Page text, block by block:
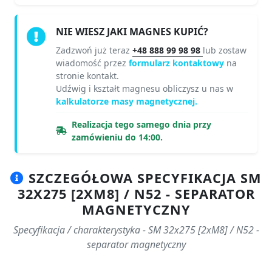
NIE WIESZ JAKI MAGNES KUPIĆ?
Zadzwoń już teraz +48 888 99 98 98 lub zostaw
wiadomość przez formularz kontaktowy na
stronie kontakt.
Udźwig i kształt magnesu obliczysz u nas w
kalkulatorze masy magnetycznej.
Realizacja tego samego dnia przy
zamówieniu do 14:00.
SZCZEGÓŁOWA SPECYFIKACJA SM
32X275 [2XM8] / N52 - SEPARATOR
MAGNETYCZNY
Specyfikacja / charakterystyka - SM 32x275 [2xM8] / N52 -
separator magnetyczny